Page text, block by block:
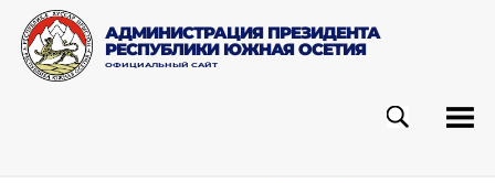
АДМИНИСТРАЦИЯ ПРЕЗИДЕНТА
РЕСПУБЛИКИ ЮЖНАЯ ОСЕТИЯ
ОФИЦИАЛЬНЫЙ САЙТ
ПОИСК